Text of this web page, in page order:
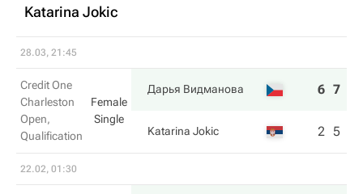
Katarina Jokic
28.03, 21:45
Credit One
Charleston
Open,
Qualification
Female
Single
Дарья Видманова 6 7
Katarina Jokic 2 5
22.02, 01:30